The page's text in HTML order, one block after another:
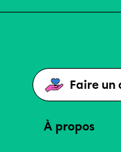
Faire un
À propos